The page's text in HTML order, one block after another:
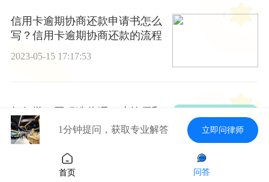
信用卡逾期协商还款申请书怎么
写？信用卡逾期协商还款的流程
2023-05-15 17:17:53
工程师岗位职责有什么不同？
2023-05-15 17:17:53
1分钟提问，获取专业解答 立即问律师
首页 问答